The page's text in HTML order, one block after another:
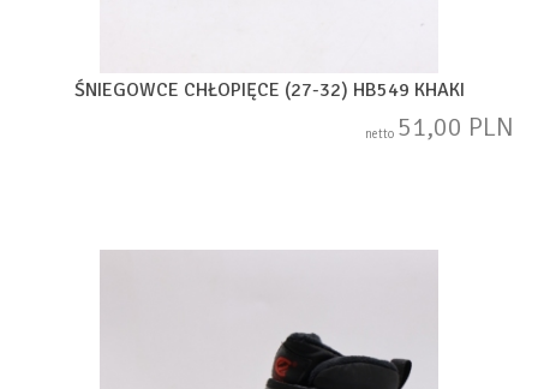
ŚNIEGOWCE CHŁOPIĘCE (27-32) HB549 KHAKI
netto 51,00 PLN